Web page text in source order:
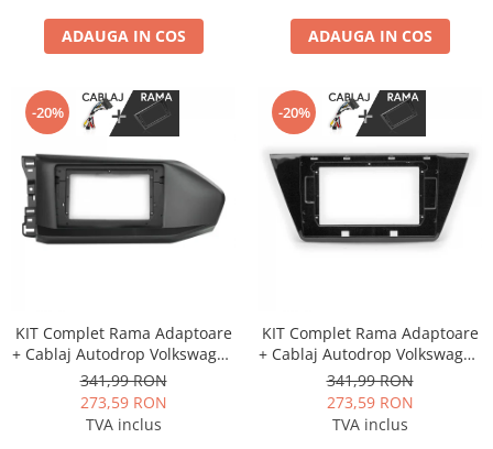
ADAUGA IN COS ADAUGA IN COS
-20%
KIT Complet Rama Adaptoare
+ Cablaj Autodrop Volkswagen
Caddy (2023+) pentru
Navigatie Multimedia Android
9 inch
341,99 RON
273,59 RON
TVA inclus
-20%
KIT Complet Rama Adaptoare
+ Cablaj Autodrop Volkswagen
Touran (2016+) pentru
Navigatie Multimedia Android
10.1 inch
341,99 RON
273,59 RON
TVA inclus